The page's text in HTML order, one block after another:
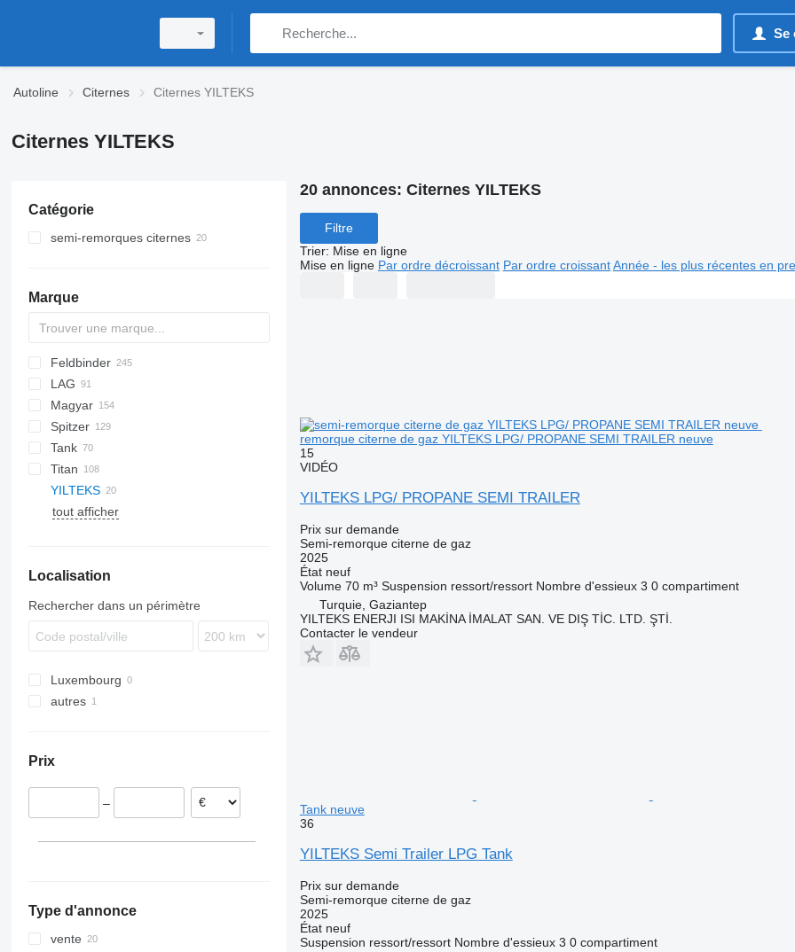
Se
Autoline Citernes Citernes YILTEKS
Citernes YILTEKS
Catégorie
semi-remorques citernes
Marque
SVM
NCG
NG
CB
T-series
SAPL
KIS
STF
ADR
BPDO
BPO
CK
SOA
K series
LPG
45
AMMONIA
LPG
Carrytank
TF
Feldbinder
EUT
KIP
TSA
ASW
TX
Stralis
Modulo
TSA
SSK
SSL
STB
STS
LAG
0-3
GSA
O-3
TGS
Magyar
S-series
SR
SA
SL
L-series
CM
MACOLA
SCT
TS
Spitzer
SF
SK
LPG
OPL 38
Tank
Titan
SP
TX
ADR
97
NS
YILTEKS
LPG
tout afficher
Localisation
Rechercher dans un périmètre
Luxembourg
autres
Prix
–
Type d'annonce
vente
20 annonces: Citernes YILTEKS
Filtre
Trier: Mise en ligne
Mise en ligne Par ordre décroissant Par ordre croissant Année - les plus récentes en
remorque citerne de gaz YILTEKS LPG/ PROPANE SEMI TRAILER neuve
15
VIDÉO
YILTEKS LPG/ PROPANE SEMI TRAILER
Prix sur demande
Semi-remorque citerne de gaz
2025
Étatneuf
Volume 70 m³ Suspension ressort/ressort Nombre d'essieux 3 0 compartiment
Turquie, Gaziantep
YILTEKS ENERJI ISI MAKİNA İMALAT SAN. VE DIŞ TİC. LTD. ŞTİ.
Contacter le vendeur
Tank neuve
36
YILTEKS Semi Trailer LPG Tank
Prix sur demande
Semi-remorque citerne de gaz
2025
Étatneuf
Suspension ressort/ressort Nombre d'essieux 3 0 compartiment